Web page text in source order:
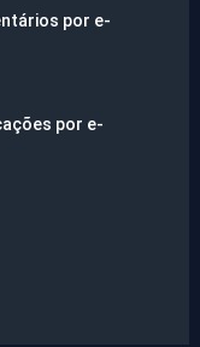
por e-
por e-